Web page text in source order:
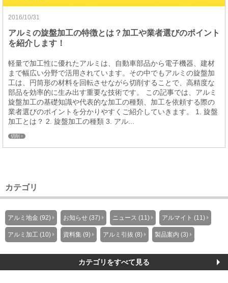
2016/10/31
アルミの旋盤加工の特徴とは？加工や業者選びのポイント
を紹介します！
軽量で加工性に優れたアルミは、自動車部品から電子機器、建材
まで幅広い分野で活用されています。その中でもアルミの旋盤加
工は、円筒形の材料を回転させながら切削することで、高精度な
部品を効率的に生み出す重要な技術です。 この記事では、アルミ
旋盤加工の基礎知識や代表的な加工の種類、加工を依頼する際の
業者選びのポイントを分かりやすくご紹介していきます。 1. 旋盤
加工とは？ 2. 旋盤加工の種類 3. アル...
切削
カテゴリ
アルミ地金 (92) お知らせ (37) ニュース (11) アルマイト (11)
アルミ加工 (10) 資料集 (9) アルミ引抜 (8) 製品案内 (3)
カテゴリをすべて見る